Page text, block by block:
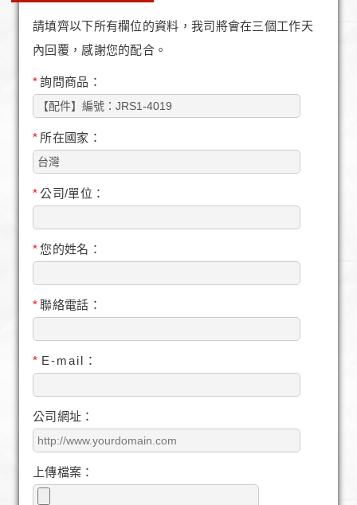
請填齊以下所有欄位的資料，我司將會在三個工作天
內回覆，感謝您的配合。
*詢問商品：
* 所在國家：
*公司/單位：
*您的姓名：
*聯絡電話：
* E-mail：
公司網址：
上傳檔案：